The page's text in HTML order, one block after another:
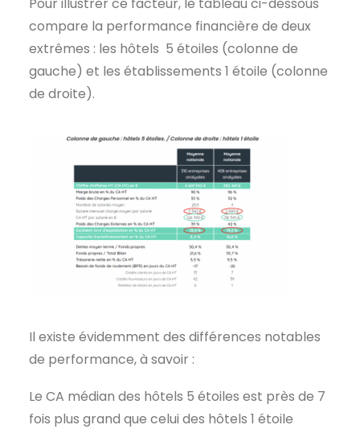
compare la performance financière de deux
extrêmes : les hôtels 5 étoiles (colonne de
gauche) et les établissements 1 étoile (colonne
de droite).
Il existe évidemment des différences notables
de performance, à savoir :
Le CA médian des hôtels 5 étoiles est près de 7
fois plus grand que celui des hôtels 1 étoile